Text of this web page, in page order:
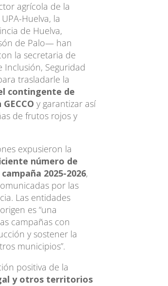
agrícola de la
Huelva, la
de Huelva,
de Palo— han
la secretaria de
Seguridad
trasladarle la
contingente de
y garantizar así
de frutos rojos y
expusieron la
número de
2025-2026,
por las
Las entidades
es “una
campañas con
y sostener la
municipios”.
positiva de la
y otros territorios